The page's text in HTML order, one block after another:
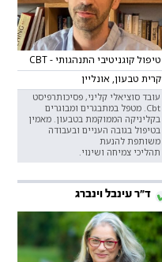
טיפול קוגניטיבי התנהגותי - CBT
קרית טבעון, אונליין
עובד סוציאלי קליני, פסיכותרפיסט
Cbt. מטפל במתבגרים ומבוגרים
בקליניקה הממוקמת בטבעון. מאמין
בטיפול בגובה העניים ובעבודה
משותפת להנעת
תהליכי צמיחה ושינוי.
ד"ר עינבל וינברג